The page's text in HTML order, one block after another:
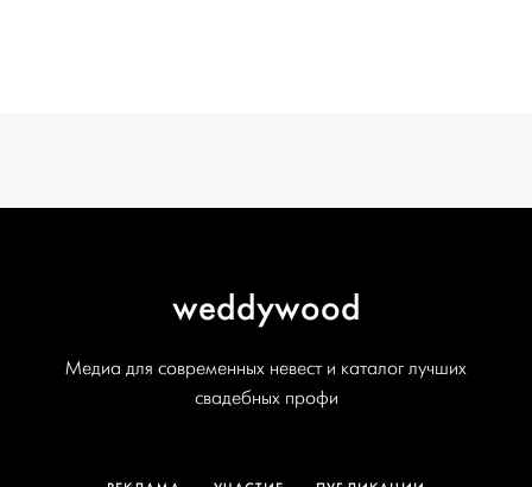
weddywood
Медиа для современных невест и каталог лучших
свадебных профи